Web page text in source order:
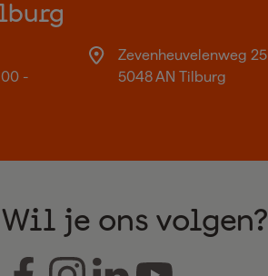
-
Zevenheuvelenweg 25
5048 AN Tilburg
Wil je ons volgen?